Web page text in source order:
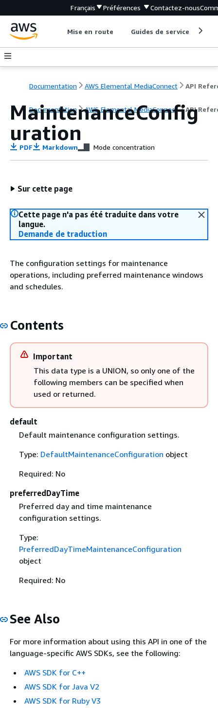
Français Préférences Contactez-nous
Mise en route Guides de service
Documentation AWS Elemental MediaConnect
Documentation AWS Elemental MediaConnect API
MaintenanceConfig
uration
PDF Markdown Mode concentration
Sur cette page
Cette page n'a pas été traduite dans votre
langue.
Demande de traduction
The configuration settings for maintenance
operations, including preferred maintenance windows
and schedules.
Contents
Important
This data type is a UNION, so only one of the
following members can be specified when
used or returned.
default
Default maintenance configuration settings.
Type: DefaultMaintenanceConfiguration object
Required: No
preferredDayTime
Preferred day and time maintenance
configuration settings.
Type:
PreferredDayTimeMaintenanceConfiguration
object
Required: No
See Also
For more information about using this API in one of the
language-specific AWS SDKs, see the following:
AWS SDK for C++
AWS SDK for Java V2
AWS SDK for Ruby V3